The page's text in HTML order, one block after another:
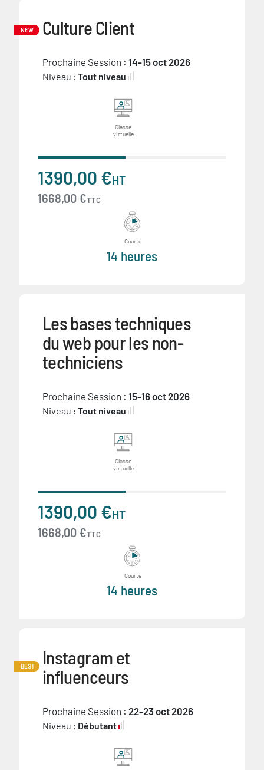
NEW Culture Client
Prochaine Session : 14-15 oct 2026
Niveau : Tout niveau
Classe
virtuelle
1390,00 €HT
1668,00 €TTC
Courte
14 heures
Les bases techniques
du web pour les non-
techniciens
Prochaine Session : 15-16 oct 2026
Niveau : Tout niveau
Classe
virtuelle
1390,00 €HT
1668,00 €TTC
Courte
14 heures
BEST
Instagram et
influenceurs
Prochaine Session : 22-23 oct 2026
Niveau : Débutant